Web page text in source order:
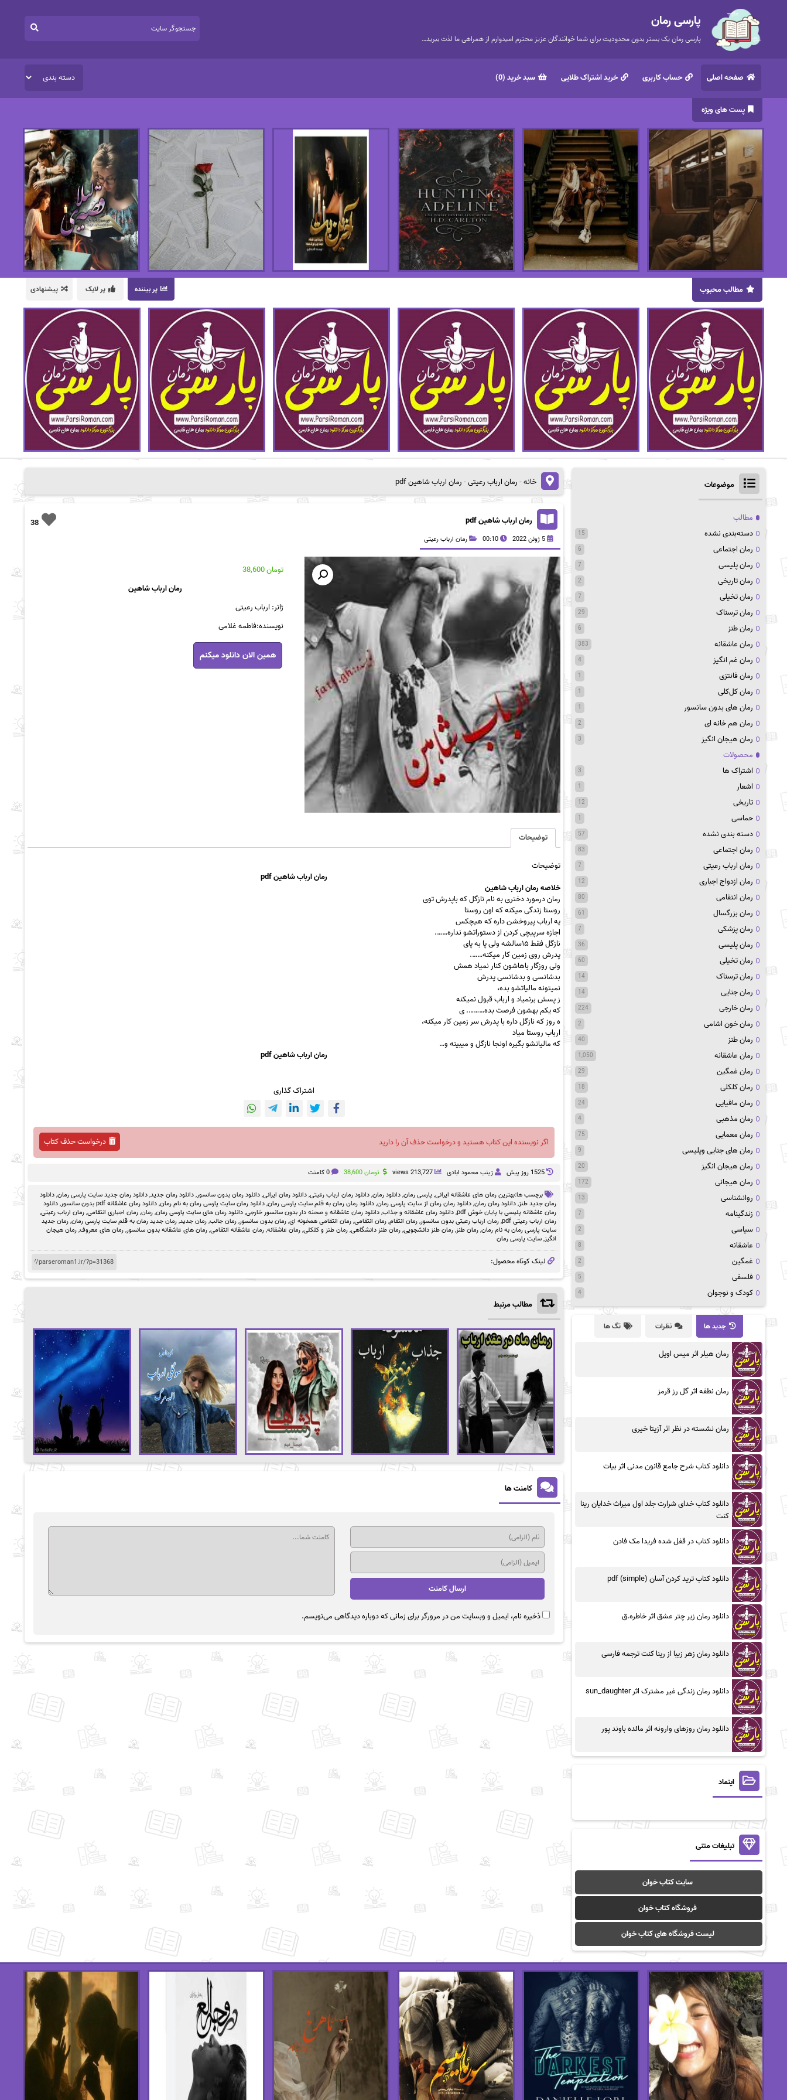
پارسی رمان
پارسی رمان یک بستر بدون محدودیت برای شما خوانندگان عزیز محترم امیدوارم از همراهی ما لذت ببرید…
صفحه اصلی حساب کاربری خرید اشتراک طلایی سبد خرید (0)
پست های ویژه
پر بیننده پر لایک پیشنهادی مطالب محبوب
خانه-رمان ارباب رعیتی-رمان ارباب شاهین pdf
38 رمان ارباب شاهین pdf
5 ژوئن 2022 00:10 رمان ارباب رعیتی
تومان38,600
رمان ارباب شاهین
ژانر: ارباب رعیتی
نویسنده:فاطمه غلامی
رمان
ارباب
شاهین
همین الان دانلود میکنم
توضیحات
توضیحات
رمان ارباب شاهین pdf
خلاصه رمان ارباب شاهین
رمان درمورد دختری به نام نازگل که باپدرش توی
روستا زندگی میکنه که اون روستا
یه ارباب پیروخشن داره که هیچکس
اجازه سرپیچی کردن از دستوراتشو نداره…….
نازگل فقط ۱۵سالشه ولی پا به پای
پدرش روی زمین کار میکنه…….
ولی روزگار باهاشون کنار نمیاد همش
بدشانسی و بدشانسی پدرش
نمیتونه مالیاتشو بده،
ز پسش برنمیاد و ارباب قبولنمیکنه
که یکم بهشون فرصت بده………. ی
ه روز که نازگل داره با پدرشسر زمین کار میکنه،
ارباب روستا میاد
که مالیاتشو بگیره اونجا نازگل و میبینه و…
رمان ارباب شاهین pdf
اشتراک گذاری
اگر نویسنده این کتاب هستید و درخواست حذف آن را دارید درخواست حذف کتاب
1525 روز پيش زینب محمود ابادی 213,727 views تومان 0 کامنت
برچسب ها:بهترین رمان های عاشقانه ایرانی, پارسی رمان,دانلود رمان,دانلود رمان ارباب رعیتی,دانلود رمان ایرانی,دانلود رمان بدون سانسور,دانلود رمان جدید,دانلود رمان جدید سایت پارسی رمان,دانلود
رمان جدید طنز,دانلود رمان رمان,دانلود رمان رمان از سایت پارسی رمان,دانلود رمان رمان به قلم سایت پارسی رمان,دانلود رمان سایت پارسی رمان به نام رمان,دانلود رمان عاشقانه pdf بدون سانسور ,دانلود
رمان عاشقانه پلیسی با پایان خوش pdf
,دانلود رمان عاشقانه و جذاب,دانلود رمان عاشقانه و صحنه دار بدون سانسور خارجی,دانلود رمان های سایت پارسی رمان,رمان,رمان اجباری انتقامی,رمان ارباب رعیتی,
رمان ارباب رعیتی pdf
,رمان ارباب رعیتی بدون سانسور,رمان انتقام,رمان انتقامی,رمان انتقامی همخونه ای,رمان بدون سانسور,رمان جالب,رمان جدید,رمان جدید رمان به قلم سایت پارسی رمان,رمان جدید
سایت پارسی رمان به نام رمان,رمان طنز,رمان طنز دانشجویی,رمان طنز دانشگاهی,رمان طنز و کلکلی,رمان عاشقانه,رمان عاشقانه انتقامی,رمان های عاشقانه بدون سانسور,رمان های معروف,رمان هیجان
انگیز,سایت پارسی رمان
لینک کوتاه محصول:
مطالب مرتبط
کامنت ها
ذخیره نام، ایمیل و وبسایت من در مرورگر برای زمانی که دوباره دیدگاهی می‌نویسم.
موضوعات
مطالب
دسته‌بندی نشده
15
رمان اجتماعی 6
رمان پلیسی 7
رمان تاریخی 2
رمان تخیلی 7
رمان ترسناک 29
رمان طنز 6
رمان عاشقانه 383
رمان غم انگیز 4
رمان فانتزی 1
رمان کل‌کلی 1
رمان های بدون سانسور 1
رمان هم خانه ای 2
رمان هیجان انگیز 3
محصولات
اشتراک ها
3
اشعار 1
تاریخی 12
حماسی 1
دسته بندی نشده 57
رمان اجتماعی 83
رمان ارباب رعیتی 7
رمان ازدواج اجباری 12
رمان انتقامی 80
رمان بزرگسال 61
رمان پزشکی 7
رمان پلیسی 36
رمان تخیلی 60
رمان ترسناک 14
رمان جنایی 14
رمان خارجی 224
رمان خون اشامی 2
رمان طنز 40
رمان عاشقانه 1,050
رمان غمگین 29
رمان کلکلی 18
رمان مافیایی 24
رمان مذهبی 4
رمان معمایی 75
رمان های جنایی وپلیسی 9
رمان هیجان انگیز 20
رمان هیجانی 172
روانشناسی 13
زندگینامه 7
سیاسی 2
عاشقانه 8
غمگین 2
فلسفی 5
کودک و نوجوان 4
جدید ها نظرات تگ ها
رمان هیلر اثر میس اویل
رمان نطفه اثر گل رز قرمز
رمان نشسته در نظر اثر آزیتا خیری
دانلود کتاب شرح جامع قانون مدنی اثر بیات
دانلود کتاب خدای شرارت جلد اول میراث خدایان رینا
کنت
دانلود کتاب در قفل شده فریدا مک فادن
دانلود کتاب ترید کردن آسان (simple) pdf
دانلود رمان زیر چتر عشق اثر خاطره.ق
دانلود رمان زهر زیبا از رینا کنت ترجمه فارسی
دانلود رمان زندگی غیر مشترک اثر sun_daughter
دانلود رمان روزهای وارونه اثر مائده باوند پور
اینماد
تبلیغات متنی
سایت کتاب خوان
فروشگاه کتاب خوان
لیست فروشگاه های کتاب خوان